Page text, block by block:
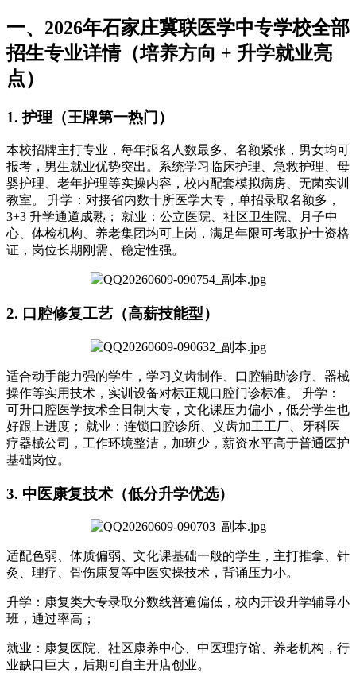
一、2026年石家庄冀联医学中专学校全部
招生专业详情（培养方向 + 升学就业亮
点）
1. 护理（王牌第一热门）
本校招牌主打专业，每年报名人数最多、名额紧张，男女均可
报考，男生就业优势突出。系统学习临床护理、急救护理、母
婴护理、老年护理等实操内容，校内配套模拟病房、无菌实训
教室。 升学：对接省内数十所医学大专，单招录取名额多，
3+3 升学通道成熟； 就业：公立医院、社区卫生院、月子中
心、体检机构、养老集团均可上岗，满足年限可考取护士资格
证，岗位长期刚需、稳定性强。
2. 口腔修复工艺（高薪技能型）
适合动手能力强的学生，学习义齿制作、口腔辅助诊疗、器械
操作等实用技术，实训设备对标正规口腔门诊标准。 升学：
可升口腔医学技术全日制大专，文化课压力偏小，低分学生也
好跟上进度； 就业：连锁口腔诊所、义齿加工工厂、牙科医
疗器械公司，工作环境整洁，加班少，薪资水平高于普通医护
基础岗位。
3. 中医康复技术（低分升学优选）
适配色弱、体质偏弱、文化课基础一般的学生，主打推拿、针
灸、理疗、骨伤康复等中医实操技术，背诵压力小。
升学：康复类大专录取分数线普遍偏低，校内开设升学辅导小
班，通过率高；
就业：康复医院、社区康养中心、中医理疗馆、养老机构，行
业缺口巨大，后期可自主开店创业。